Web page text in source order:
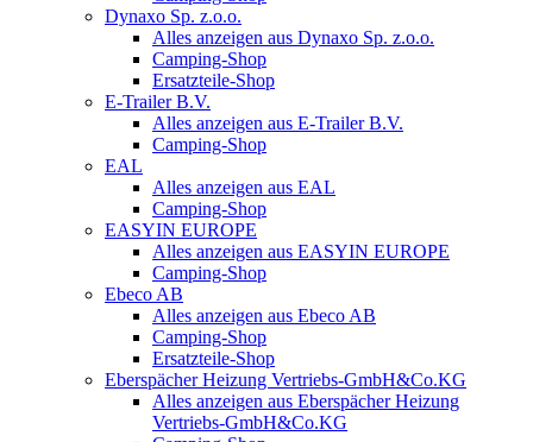
Dynaxo Sp. z.o.o.
Alles anzeigen aus Dynaxo Sp. z.o.o.
Camping-Shop
Ersatzteile-Shop
E-Trailer B.V.
Alles anzeigen aus E-Trailer B.V.
Camping-Shop
EAL
Alles anzeigen aus EAL
Camping-Shop
EASYIN EUROPE
Alles anzeigen aus EASYIN EUROPE
Camping-Shop
Ebeco AB
Alles anzeigen aus Ebeco AB
Camping-Shop
Ersatzteile-Shop
Eberspächer Heizung Vertriebs-GmbH&Co.KG
Alles anzeigen aus Eberspächer Heizung
Vertriebs-GmbH&Co.KG